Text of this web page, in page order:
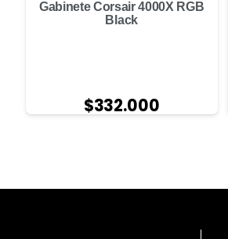
Gabinete Corsair 4000X RGB
Black
$332.000